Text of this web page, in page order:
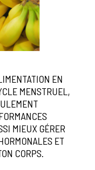
EN
MENSTRUEL,
MIEUX GÉRER
ET
CORPS.